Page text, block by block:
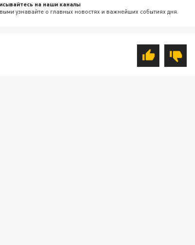
на наши каналы
узнавайте о главных новостях и важнейших событиях дня.